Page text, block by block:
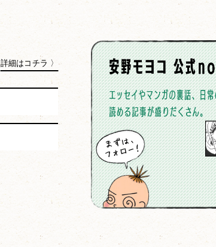
詳細はコチラ 〉